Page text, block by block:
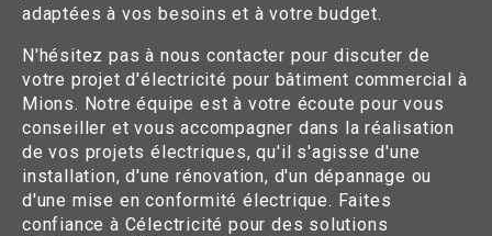
adaptées à vos besoins et à votre budget.
N'hésitez pas à nous contacter pour discuter de
votre projet d'électricité pour bâtiment commercial à
Mions. Notre équipe est à votre écoute pour vous
conseiller et vous accompagner dans la réalisation
de vos projets électriques, qu'il s'agisse d'une
installation, d'une rénovation, d'un dépannage ou
d'une mise en conformité électrique. Faites
confiance à Célectricité pour des solutions